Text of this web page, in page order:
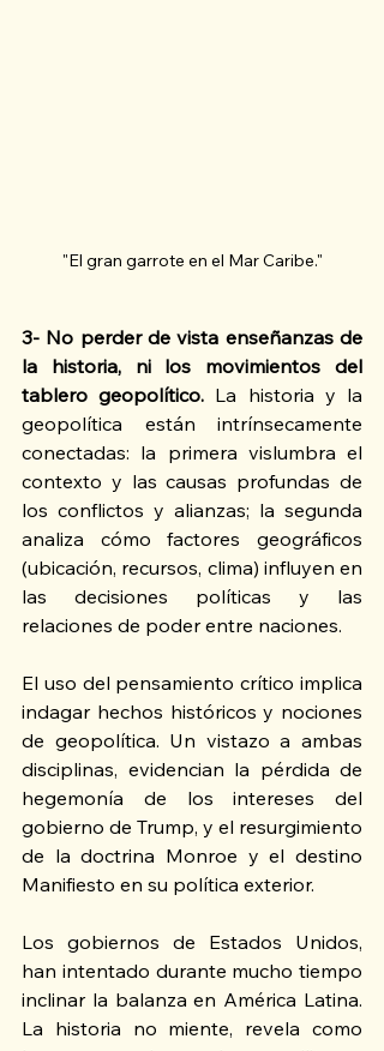
"El gran garrote en el Mar Caribe."
3- No perder de vista enseñanzas de
la historia, ni los movimientos del
tablero geopolítico. La historia y la
geopolítica están intrínsecamente
conectadas: la primera vislumbra el
contexto y las causas profundas de
los conflictos y alianzas; la segunda
analiza cómo factores geográficos
(ubicación, recursos, clima) influyen en
las decisiones políticas y las
relaciones de poder entre naciones.
El uso del pensamiento crítico implica
indagar hechos históricos y nociones
de geopolítica. Un vistazo a ambas
disciplinas, evidencian la pérdida de
hegemonía de los intereses del
gobierno de Trump, y el resurgimiento
de la doctrina Monroe y el destino
Manifiesto en su política exterior.
Los gobiernos de Estados Unidos,
han intentado durante mucho tiempo
inclinar la balanza en América Latina.
La historia no miente, revela como